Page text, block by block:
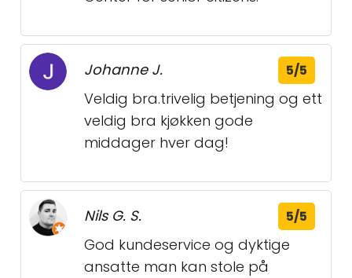
Johanne J. 5/5
Veldig bra.trivelig betjening og ett
veldig bra kjøkken gode
middager hver dag!
Nils G. S. 5/5
God kundeservice og dyktige
ansatte man kan stole på